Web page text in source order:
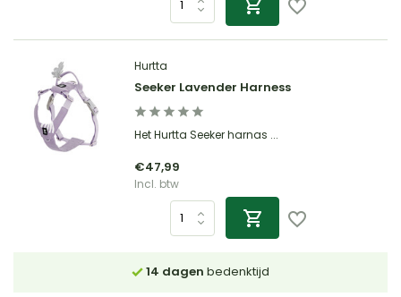
Hurtta
Seeker Lavender Harness
Het Hurtta Seeker harnas ...
€47,99
Incl. btw
14 dagen bedenktijd